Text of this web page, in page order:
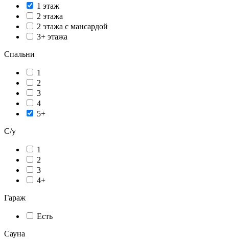
1 этаж
2 этажа
2 этажа с мансардой
3+ этажа
Спальни
1
2
3
4
5+
С/у
1
2
3
4+
Гараж
Есть
Сауна